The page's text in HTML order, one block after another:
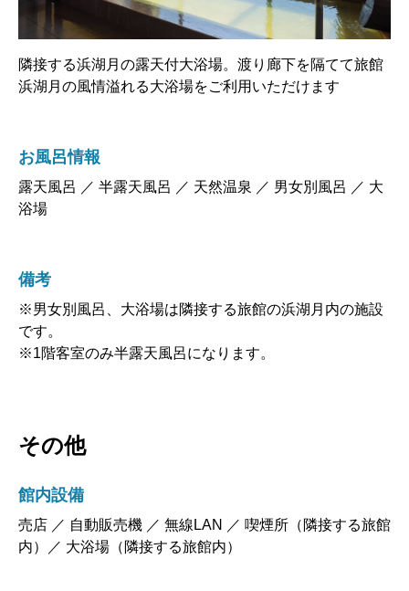
隣接する浜湖月の露天付大浴場。渡り廊下を隔てて旅館
浜湖月の風情溢れる大浴場をご利用いただけます
お風呂情報
露天風呂 ／ 半露天風呂 ／ 天然温泉 ／ 男女別風呂 ／ 大
浴場
備考
※男女別風呂、大浴場は隣接する旅館の浜湖月内の施設
です。
※1階客室のみ半露天風呂になります。
その他
館内設備
売店 ／ 自動販売機 ／ 無線LAN ／ 喫煙所（隣接する旅館
内）／ 大浴場（隣接する旅館内）